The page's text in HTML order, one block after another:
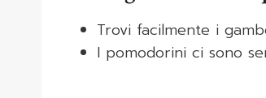
Trovi facilmente i
I pomodorini ci sono